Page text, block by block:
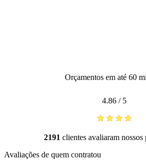
Orçamentos em até 60
4.86 / 5
2191 clientes avaliaram nossos
Avaliações de quem contratou